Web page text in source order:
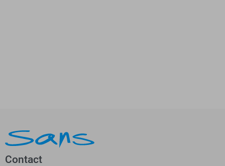
Contact